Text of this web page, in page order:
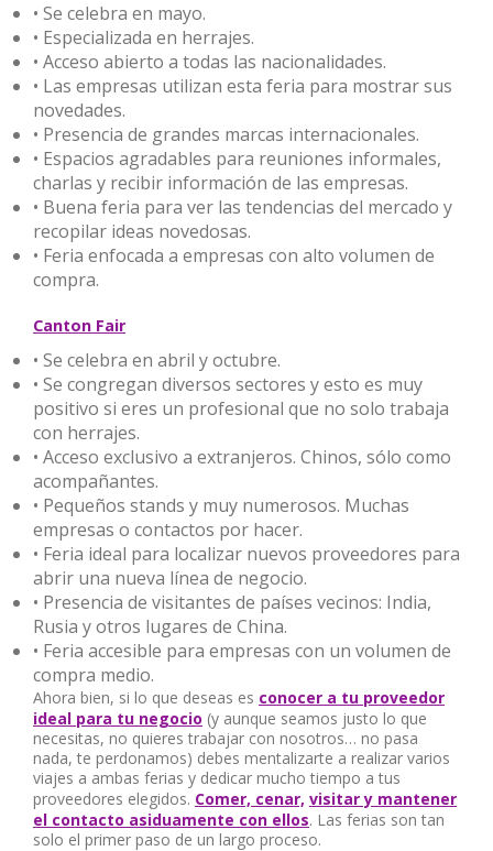
• Se celebra en mayo.
• Especializada en herrajes.
• Acceso abierto a todas las nacionalidades.
• Las empresas utilizan esta feria para mostrar sus
novedades.
• Presencia de grandes marcas internacionales.
• Espacios agradables para reuniones informales,
charlas y recibir información de las empresas.
• Buena feria para ver las tendencias del mercado y
recopilar ideas novedosas.
• Feria enfocada a empresas con alto volumen de
compra.
Canton Fair
• Se celebra en abril y octubre.
• Se congregan diversos sectores y esto es muy
positivo si eres un profesional que no solo trabaja
con herrajes.
• Acceso exclusivo a extranjeros. Chinos, sólo como
acompañantes.
• Pequeños stands y muy numerosos. Muchas
empresas o contactos por hacer.
• Feria ideal para localizar nuevos proveedores para
abrir una nueva línea de negocio.
• Presencia de visitantes de países vecinos: India,
Rusia y otros lugares de China.
• Feria accesible para empresas con un volumen de
compra medio.
Ahora bien, si lo que deseas es conocer a tu proveedor
ideal para tu negocio (y aunque seamos justo lo que
necesitas, no quieres trabajar con nosotros… no pasa
nada, te perdonamos) debes mentalizarte a realizar varios
viajes a ambas ferias y dedicar mucho tiempo a tus
proveedores elegidos. Comer, cenar, visitar y mantener
el contacto asiduamente con ellos. Las ferias son tan
solo el primer paso de un largo proceso.